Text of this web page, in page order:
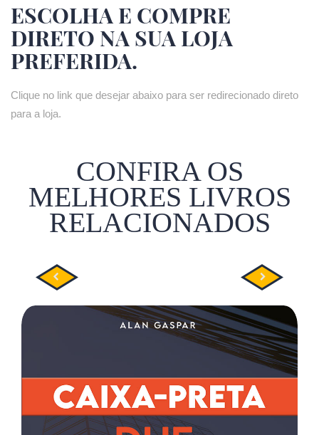
ESCOLHA E COMPRE
DIRETO NA SUA LOJA
PREFERIDA.
Clique no link que desejar abaixo para ser redirecionado direto
para a loja.
CONFIRA OS
MELHORES LIVROS
RELACIONADOS